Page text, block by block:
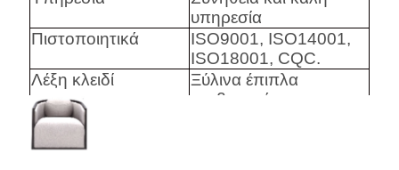
υπηρεσία
Πιστοποιητικά
ISO9001, ISO14001,
ISO18001, CQC.
Λέξη κλειδί
Ξύλινα έπιπλα
κρεβατοκάμαρων